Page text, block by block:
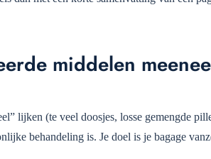
middelen
lijken (te veel doosjes, losse gemengde
behandeling is. Je doel is je bagage